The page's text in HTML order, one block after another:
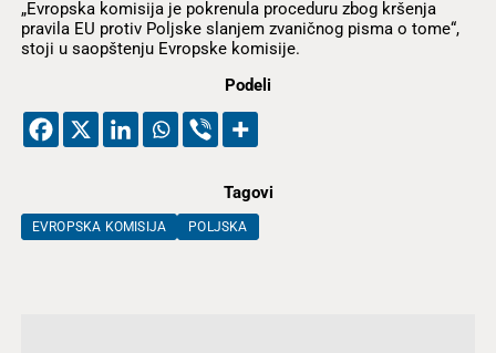
„Evropska komisija je pokrenula proceduru zbog kršenja
pravila EU protiv Poljske slanjem zvaničnog pisma o tome“,
stoji u saopštenju Evropske komisije.
Podeli
Tagovi
EVROPSKA KOMISIJA POLJSKA